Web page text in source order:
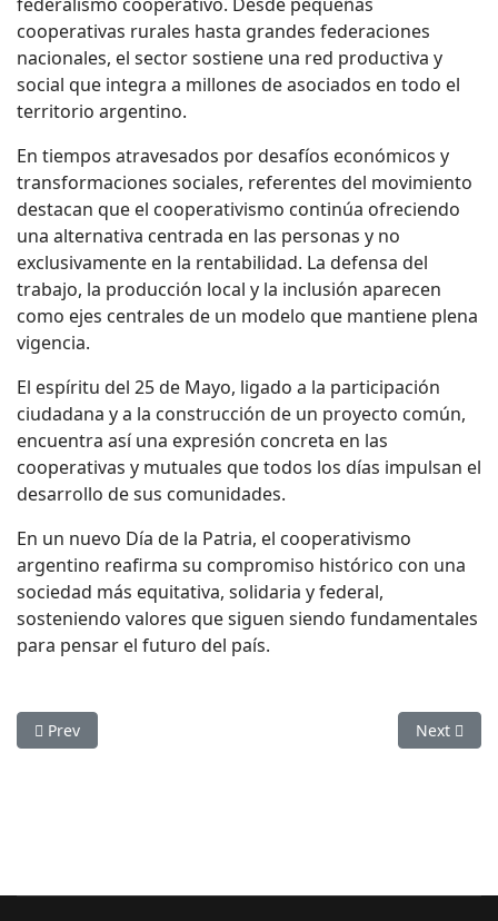
cooperativas rurales hasta grandes federaciones
nacionales, el sector sostiene una red productiva y
social que integra a millones de asociados en todo el
territorio argentino.
En tiempos atravesados por desafíos económicos y
transformaciones sociales, referentes del movimiento
destacan que el cooperativismo continúa ofreciendo
una alternativa centrada en las personas y no
exclusivamente en la rentabilidad. La defensa del
trabajo, la producción local y la inclusión aparecen
como ejes centrales de un modelo que mantiene plena
vigencia.
El espíritu del 25 de Mayo, ligado a la participación
ciudadana y a la construcción de un proyecto común,
encuentra así una expresión concreta en las
cooperativas y mutuales que todos los días impulsan el
desarrollo de sus comunidades.
En un nuevo Día de la Patria, el cooperativismo
argentino reafirma su compromiso histórico con una
sociedad más equitativa, solidaria y federal,
sosteniendo valores que siguen siendo fundamentales
para pensar el futuro del país.
Previous article: Creando Conciencia ofrece Eco Puntos a
Prev Next
Next